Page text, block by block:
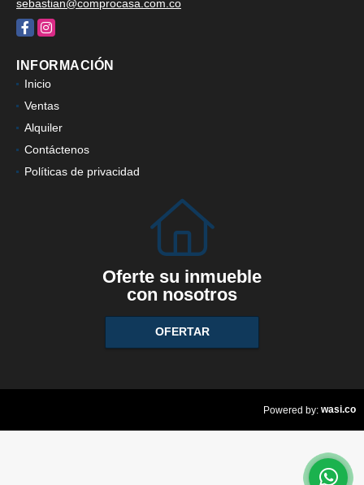
sebastian@comprocasa.com.co
FacebookInstagram
INFORMACIÓN
Inicio
Ventas
Alquiler
Contáctenos
Políticas de privacidad
Oferte su inmueble
con nosotros
OFERTAR
Powered by: wasi.co